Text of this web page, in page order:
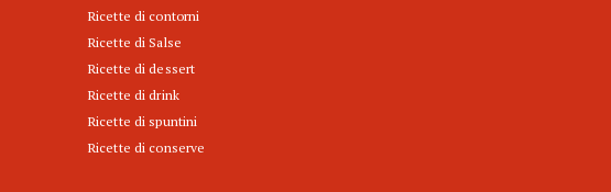
Ricette di contorni
Ricette di Salse
Ricette di dessert
Ricette di drink
Ricette di spuntini
Ricette di conserve